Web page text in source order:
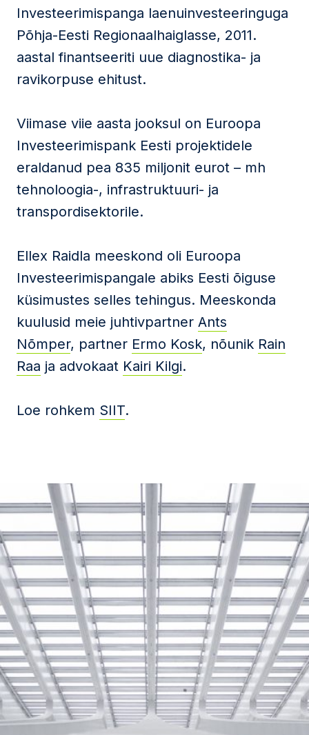
Investeerimispanga laenuinvesteeringuga
Põhja-Eesti Regionaalhaiglasse, 2011.
aastal finantseeriti uue diagnostika- ja
ravikorpuse ehitust.
Viimase viie aasta jooksul on Euroopa
Investeerimispank Eesti projektidele
eraldanud pea 835 miljonit eurot – mh
tehnoloogia-, infrastruktuuri- ja
transpordisektorile.
Ellex Raidla meeskond oli Euroopa
Investeerimispangale abiks Eesti õiguse
küsimustes selles tehingus. Meeskonda
kuulusid meie juhtivpartner Ants
Nõmper, partner Ermo Kosk, nõunik Rain
Raa ja advokaat Kairi Kilgi.
Loe rohkem SIIT.